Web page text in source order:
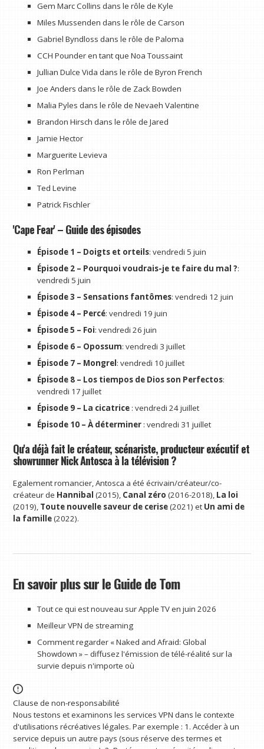
Gem Marc Collins dans le rôle de Kyle
Miles Mussenden dans le rôle de Carson
Gabriel Byndloss dans le rôle de Paloma
CCH Pounder en tant que Noa Toussaint
Jullian Dulce Vida dans le rôle de Byron French
Joe Anders dans le rôle de Zack Bowden
Malia Pyles dans le rôle de Nevaeh Valentine
Brandon Hirsch dans le rôle de Jared
Jamie Hector
Marguerite Levieva
Ron Perlman
Ted Levine
Patrick Fischler
'Cape Fear' – Guide des épisodes
Épisode 1 – Doigts et orteils: vendredi 5 juin
Épisode 2 – Pourquoi voudrais-je te faire du mal ?:
vendredi 5 juin
Épisode 3 – Sensations fantômes: vendredi 12 juin
Épisode 4 – Percé: vendredi 19 juin
Épisode 5 – Foi: vendredi 26 juin
Épisode 6 – Opossum: vendredi 3 juillet
Épisode 7 – Mongrel: vendredi 10 juillet
Épisode 8 – Los tiempos de Dios son Perfectos:
vendredi 17 juillet
Épisode 9 – La cicatrice: vendredi 24 juillet
Épisode 10 – À déterminer: vendredi 31 juillet
Qu'a déjà fait le créateur, scénariste, producteur exécutif et
showrunner Nick Antosca à la télévision ?
Egalement romancier, Antosca a été écrivain/créateur/co-
créateur de Hannibal(2015), Canal zéro (2016-2018), La loi
(2019), Toute nouvelle saveur de cerise(2021) et Un ami de
la famille(2022).
En savoir plus sur le Guide de Tom
Tout ce qui est nouveau sur Apple TV en juin 2026
Meilleur VPN de streaming
Comment regarder « Naked and Afraid: Global
Showdown » – diffusez l'émission de télé-réalité sur la
survie depuis n'importe où
Clause de non-responsabilité
Nous testons et examinons les services VPN dans le contexte
d'utilisations récréatives légales. Par exemple : 1. Accéder à un
service depuis un autre pays (sous réserve des termes et